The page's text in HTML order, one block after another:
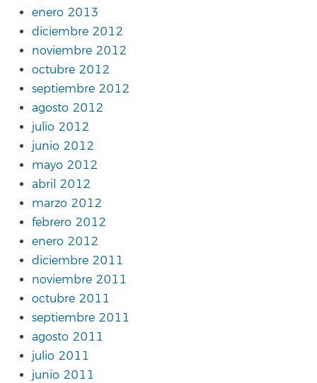
enero 2013
diciembre 2012
noviembre 2012
octubre 2012
septiembre 2012
agosto 2012
julio 2012
junio 2012
mayo 2012
abril 2012
marzo 2012
febrero 2012
enero 2012
diciembre 2011
noviembre 2011
octubre 2011
septiembre 2011
agosto 2011
julio 2011
junio 2011